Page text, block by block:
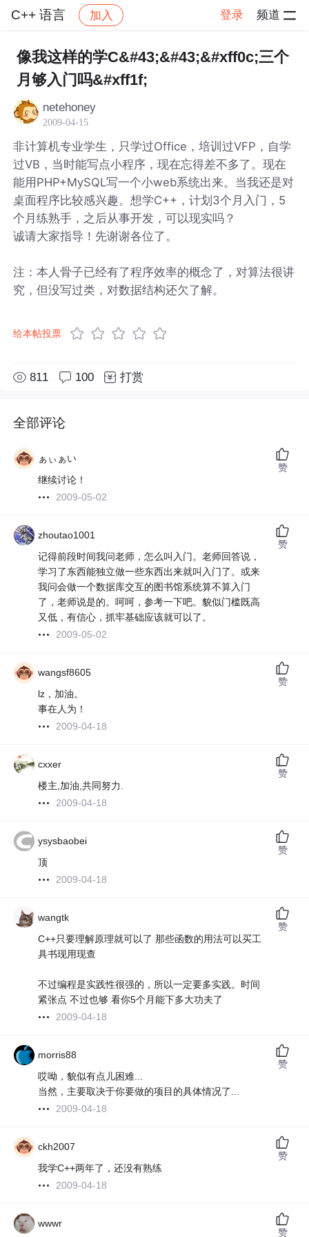
C++ 语言 加入 登录 频道
社区 C++ 语言
像我这样的学C&#43;&#43;&#xff0c;三个
月够入门吗&#xff1f;
netehoney
2009-04-15
非计算机专业学生，只学过Office，培训过VFP，自学
过VB，当时能写点小程序，现在忘得差不多了。现在
能用PHP+MySQL写一个小web系统出来。当我还是对
桌面程序比较感兴趣。想学C++，计划3个月入门，5
个月练熟手，之后从事开发，可以现实吗？
诚请大家指导！先谢谢各位了。
注：本人骨子已经有了程序效率的概念了，对算法很讲
究，但没写过类，对数据结构还欠了解。
给本帖投票
811 100 打赏
全部评论
ぁぃぁい
继续讨论！
2009-05-02
赞
zhoutao1001
记得前段时间我问老师，怎么叫入门。老师回答说，
学习了东西能独立做一些东西出来就叫入门了。或来
我问会做一个数据库交互的图书馆系统算不算入门
了，老师说是的。呵呵，参考一下吧。貌似门槛既高
又低，有信心，抓牢基础应该就可以了。
2009-05-02
赞
wangsf8605
lz，加油。
事在人为！
2009-04-18
赞
cxxer
楼主,加油,共同努力.
2009-04-18
赞
ysysbaobei
顶
2009-04-18
赞
wangtk
C++只要理解原理就可以了 那些函数的用法可以买工
具书现用现查
不过编程是实践性很强的，所以一定要多实践。时间
紧张点 不过也够 看你5个月能下多大功夫了
2009-04-18
赞
morris88
哎呦，貌似有点儿困难...
当然，主要取决于你要做的项目的具体情况了...
2009-04-18
赞
ckh2007
我学C++两年了，还没有熟练
2009-04-18
赞
wwwr
赞